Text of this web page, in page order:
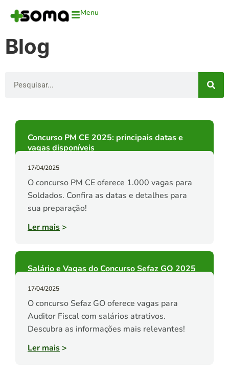
Menu
Blog
Concurso PM CE 2025: principais datas e
vagas disponíveis
17/04/2025
O concurso PM CE oferece 1.000 vagas para
Soldados. Confira as datas e detalhes para
sua preparação!
Ler mais>
Salário e Vagas do Concurso Sefaz GO 2025
17/04/2025
O concurso Sefaz GO oferece vagas para
Auditor Fiscal com salários atrativos.
Descubra as informações mais relevantes!
Ler mais>